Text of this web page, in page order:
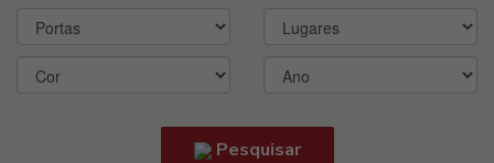
Pesquisar